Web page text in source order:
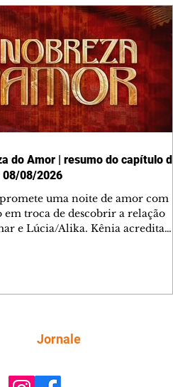
do Amor | resumo do capítulo de
08/08/2026
uma noite de amor com
em troca de descobrir a relação
e Lúcia/Alika. Kênia acredita
sobre a possível jazida de
na região. Virgínia provoca
Jornale